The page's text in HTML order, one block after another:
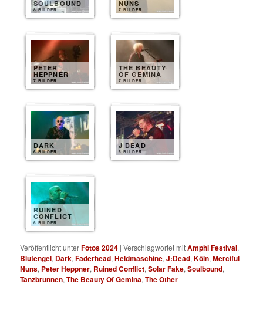
SOULBOUND
8 BILDER
NUNS
7 BILDER
PETER
HEPPNER
7 BILDER
THE BEAUTY
OF GEMINA
7 BILDER
DARK
6 BILDER
J DEAD
6 BILDER
RUINED
CONFLICT
6 BILDER
Veröffentlicht unterFotos 2024 |Verschlagwortet mitAmphi Festival,
Blutengel, Dark,Faderhead,Heldmaschine,J:Dead,Köln,Merciful
Nuns, Peter Heppner, Ruined Conflict,Solar Fake,Soulbound,
Tanzbrunnen,The Beauty Of Gemina,The Other